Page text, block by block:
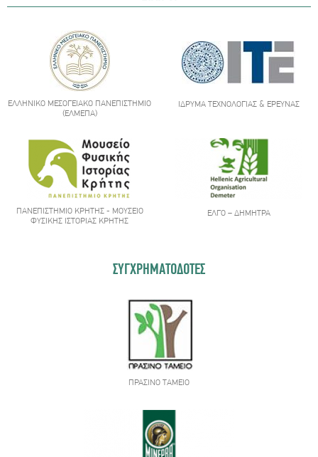
ΕΛΛΗΝΙΚΌ ΜΕΣΟΓΕΙΑΚΌ ΠΑΝΕΠΙΣΤΉΜΙΟ
(ΕΛΜΕΠΑ)
ΊΔΡΥΜΑ ΤΕΧΝΟΛΟΓΊΑΣ & ΈΡΕΥΝΑΣ
ΠΑΝΕΠΙΣΤΉΜΙΟ ΚΡΉΤΗΣ - ΜΟΥΣΕΊΟ
ΦΥΣΙΚΉΣ ΙΣΤΟΡΊΑΣ ΚΡΉΤΗΣ
ΕΛΓΟ – ΔΉΜΗΤΡΑ
ΣΥΓΧΡΗΜΑΤΟΔΟΤΕΣ
ΠΡΆΣΙΝΟ ΤΑΜΕΊΟ